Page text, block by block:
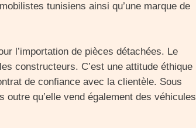
tunisiens ainsi qu’une marque de
l’importation de pièces détachées. Le
constructeurs. C’est une attitude éthique
de confiance avec la clientèle. Sous
qu’elle vend également des véhicules